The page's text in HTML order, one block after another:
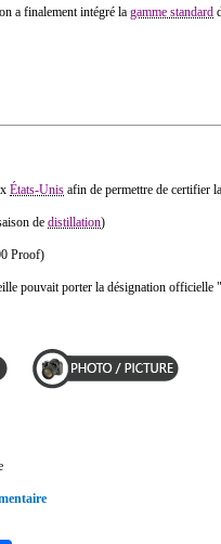
a finalement intégré la gamme standard
États-Unis afin de permettre de certifier
de distillation)
Proof)
pouvait porter la désignation